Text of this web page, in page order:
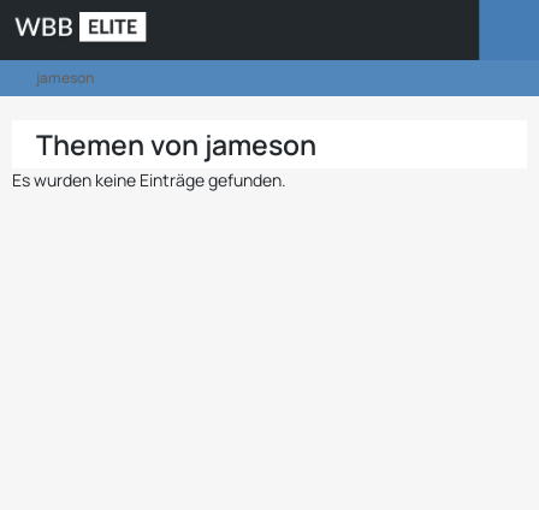
jameson
Themen von jameson
Es wurden keine Einträge gefunden.